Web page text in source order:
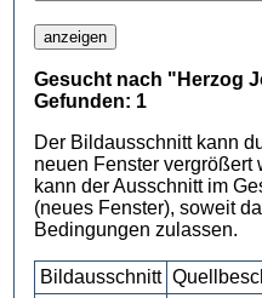
Gesucht nach "Herzog
Gefunden: 1
Der Bildausschnitt kann
neuen Fenster vergrößert
kann der Ausschnitt im
(neues Fenster), soweit
Bedingungen zulassen.
Bildausschnitt